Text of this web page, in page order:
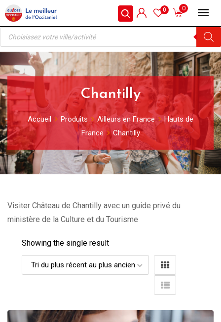
Skip
to
content
0
0
Recherche
produits
Chantilly
Accueil Produits Ailleurs en France
Hauts de
France
Chantilly
Visiter Château de Chantilly avec un guide privé du
ministère de la Culture et du Tourisme
Showing the single result